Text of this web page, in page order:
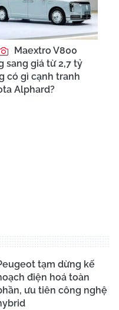
Maextro V800
sang giá từ 2,7 tỷ
có gì cạnh tranh
Alphard?
tạm dừng kế
điện hoá toàn
ưu tiên công nghệ